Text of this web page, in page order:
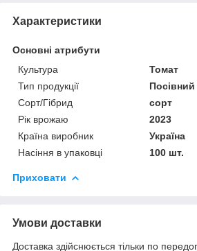
Характеристики
Основні атрибути
Культура
Томат
Тип продукції
Посівний
Сорт/Гібрид
сорт
Рік врожаю
2023
Країна виробник
Україна
Насіння в упаковці
100 шт.
Приховати
Умови доставки
Доставка здійснюється тільки по